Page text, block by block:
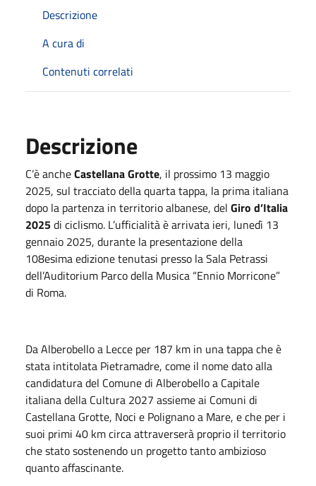
Descrizione
A cura di
Contenuti correlati
Descrizione
C’è ancheCastellana Grotte, il prossimo 13 maggio
2025, sul tracciato della quarta tappa, la prima italiana
dopo la partenza in territorio albanese, del Giro d’Italia
2025di ciclismo. L’ufficialità è arrivata ieri, lunedì 13
gennaio 2025, durante la presentazione della
108esima edizione tenutasi presso la Sala Petrassi
dell’Auditorium Parco della Musica “Ennio Morricone”
di Roma.
Da Alberobello a Lecce per 187 km in una tappa che è
stata intitolata Pietramadre, come il nome dato alla
candidatura del Comune di Alberobello a Capitale
italiana della Cultura 2027 assieme ai Comuni di
Castellana Grotte, Noci e Polignano a Mare, e che per i
suoi primi 40 km circa attraverserà proprio il territorio
che stato sostenendo un progetto tanto ambizioso
quanto affascinante.